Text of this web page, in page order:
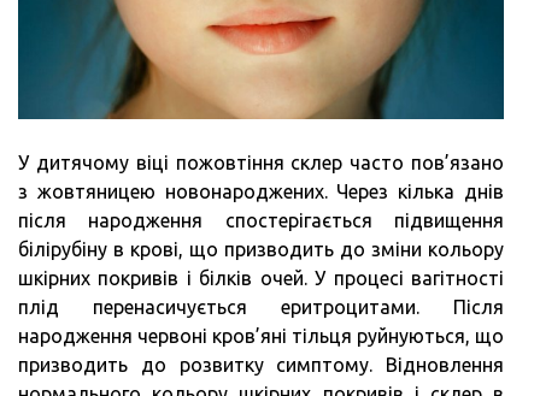
У дитячому віці пожовтіння склер часто пов’язано
з жовтяницею новонароджених. Через кілька днів
після народження спостерігається підвищення
білірубіну в крові, що призводить до зміни кольору
шкірних покривів і білків очей. У процесі вагітності
плід перенасичується еритроцитами. Після
народження червоні кров’яні тільця руйнуються, що
призводить до розвитку симптому. Відновлення